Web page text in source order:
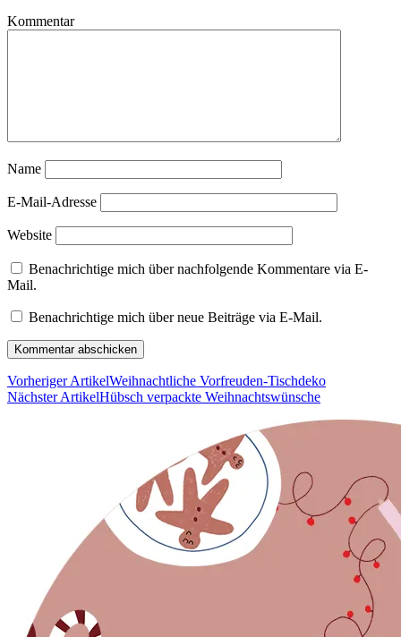
Kommentar
Name
E-Mail-Adresse
Website
Benachrichtige mich über nachfolgende Kommentare via E-
Mail.
Benachrichtige mich über neue Beiträge via E-Mail.
Vorheriger ArtikelWeihnachtliche Vorfreuden-Tischdeko
Nächster ArtikelHübsch verpackte Weihnachtswünsche